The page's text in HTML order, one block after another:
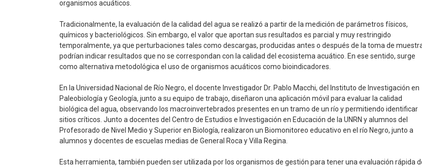
organismos acuáticos.
Tradicionalmente, la evaluación de la calidad del agua se realizó a partir de la medición de parámetros físicos,
químicos y bacteriológicos. Sin embargo, el valor que aportan sus resultados es parcial y muy restringido
temporalmente, ya que perturbaciones tales como descargas, producidas antes o después de la toma de
podrían indicar resultados que no se correspondan con la calidad del ecosistema acuático. En ese sentido, surge
como alternativa metodológica el uso de organismos acuáticos como bioindicadores.
En la Universidad Nacional de Río Negro, el docente Investigador Dr. Pablo Macchi, del Instituto de Investigación en
Paleobiología y Geología, junto a su equipo de trabajo, diseñaron una aplicación móvil para evaluar la calidad
biológica del agua, observando los macroinvertebrados presentes en un tramo de un río y permitiendo identificar
sitios críticos. Junto a docentes del Centro de Estudios e Investigación en Educación de la UNRN y alumnos del
Profesorado de Nivel Medio y Superior en Biología, realizaron un Biomonitoreo educativo en el río Negro, junto a
alumnos y docentes de escuelas medias de General Roca y Villa Regina.
Esta herramienta, también pueden ser utilizada por los organismos de gestión para tener una evaluación rápida